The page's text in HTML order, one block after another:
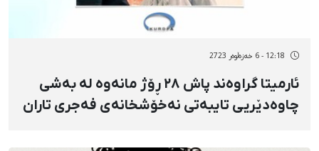
12:18 - 6 خەزەڵوەر 2723
ئارمیتا گراوەند پاش ٢٨ ڕۆژ مانەوە لە بەشی
چاوەدێریی تایبەتی نەخۆشخانەی فەجری تاران